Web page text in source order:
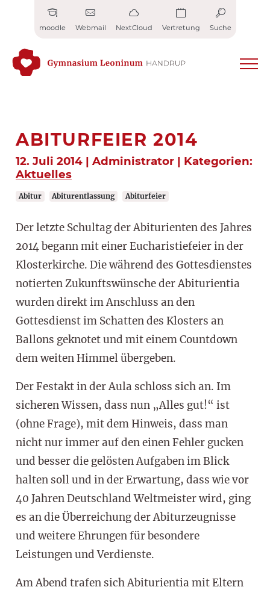
moodle Webmail NextCloud Vertretung Suche
ABITURFEIER 2014
12. Juli 2014 | Administrator | Kategorien:
Aktuelles
Abitur Abiturentlassung Abiturfeier
Der letzte Schultag der Abiturienten des Jahres
2014 begann mit einer Eucharistiefeier in der
Klosterkirche. Die während des Gottesdienstes
notierten Zukunftswünsche der Abiturientia
wurden direkt im Anschluss an den
Gottesdienst im Schatten des Klosters an
Ballons geknotet und mit einem Countdown
dem weiten Himmel übergeben.
Der Festakt in der Aula schloss sich an. Im
sicheren Wissen, dass nun „Alles gut!“ ist
(ohne Frage), mit dem Hinweis, dass man
nicht nur immer auf den einen Fehler gucken
und besser die gelösten Aufgaben im Blick
halten soll und in der Erwartung, dass wie vor
40 Jahren Deutschland Weltmeister wird, ging
es an die Überreichung der Abiturzeugnisse
und weitere Ehrungen für besondere
Leistungen und Verdienste.
Am Abend trafen sich Abiturientia mit Eltern